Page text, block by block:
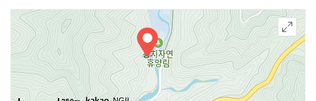
조화를 이루고 있어 계곡에서 물놀이를 하거나 산책하며 산림욕을 즐기기에
적합하다. 숲 속의 집과 카페도 마련되어 있어 편안한 휴식과 함께 다양한
음식과 음료를 즐길 수 있다.